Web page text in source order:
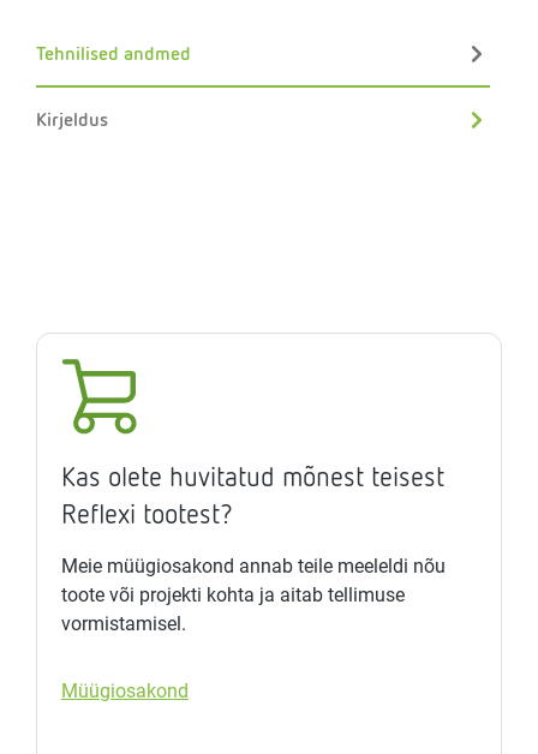
Tehnilised andmed
Kirjeldus
Kas olete huvitatud mõnest teisest
Reflexi tootest?
Meie müügiosakond annab teile meeleldi nõu
toote või projekti kohta ja aitab tellimuse
vormistamisel.
Müügiosakond